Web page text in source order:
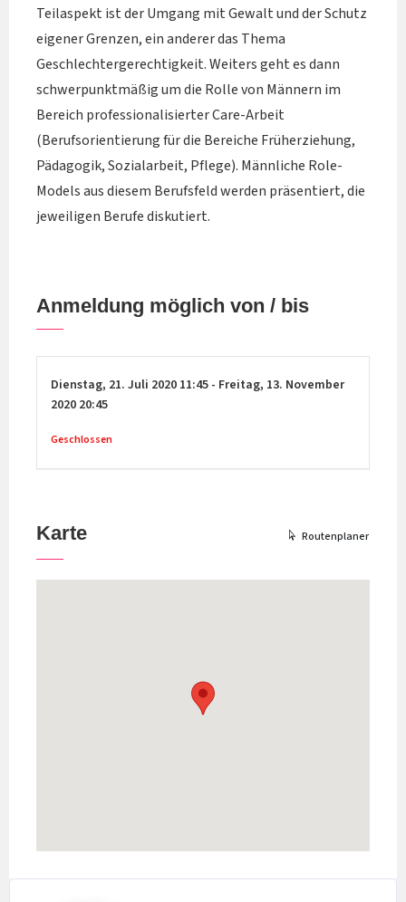
Teilaspekt ist der Umgang mit Gewalt und der Schutz
eigener Grenzen, ein anderer das Thema
Geschlechtergerechtigkeit. Weiters geht es dann
schwerpunktmäßig um die Rolle von Männern im
Bereich professionalisierter Care-Arbeit
(Berufsorientierung für die Bereiche Früherziehung,
Pädagogik, Sozialarbeit, Pflege). Männliche Role-
Models aus diesem Berufsfeld werden präsentiert, die
jeweiligen Berufe diskutiert.
Anmeldung möglich von / bis
Dienstag, 21. Juli 2020 11:45 - Freitag, 13. November
2020 20:45
Geschlossen
Karte Routenplaner